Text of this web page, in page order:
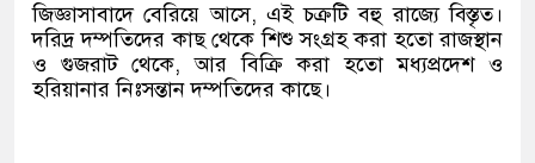
জিজ্ঞাসাবাদে বেরিয়ে আসে, এই চক্রটি বহু রাজ্যে বিস্তৃত।
দরিদ্র দম্পতিদের কাছ থেকে শিশু সংগ্রহ করা হতো রাজস্থান
ও গুজরাট থেকে, আর বিক্রি করা হতো মধ্যপ্রদেশ ও
হরিয়ানার নিঃসন্তান দম্পতিদের কাছে।